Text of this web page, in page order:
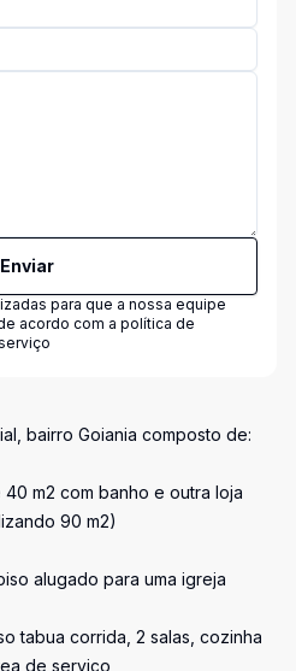
Enviar
para que a nossa equipe
acordo com a política de
bairro Goiania composto de:
m2 com banho e outra loja
90 m2)
alugado para uma igreja
tabua corrida, 2 salas, cozinha
de serviço